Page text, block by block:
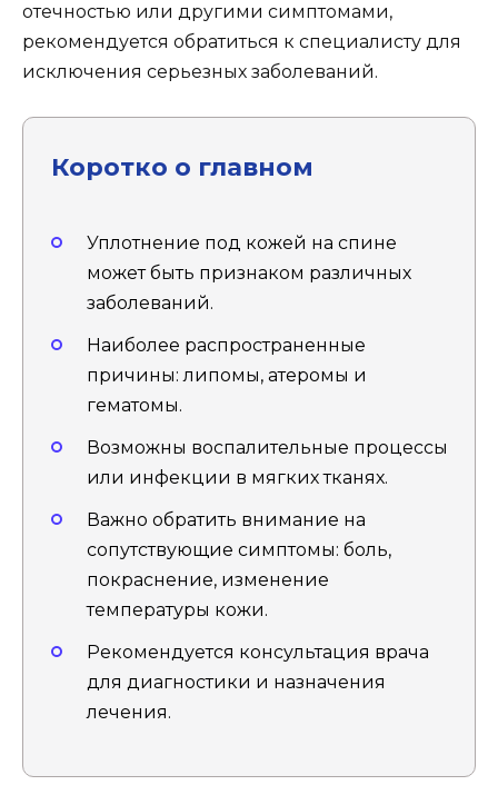
отечностью или другими симптомами,
рекомендуется обратиться к специалисту для
исключения серьезных заболеваний.
Коротко о главном
Уплотнение под кожей на спине
может быть признаком различных
заболеваний.
Наиболее распространенные
причины: липомы, атеромы и
гематомы.
Возможны воспалительные процессы
или инфекции в мягких тканях.
Важно обратить внимание на
сопутствующие симптомы: боль,
покраснение, изменение
температуры кожи.
Рекомендуется консультация врача
для диагностики и назначения
лечения.